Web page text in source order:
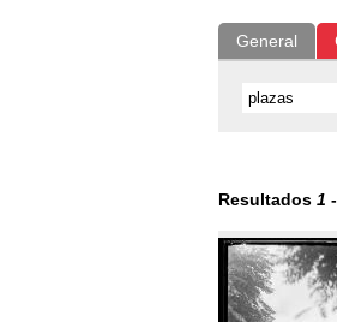
General
Resultados 1 -